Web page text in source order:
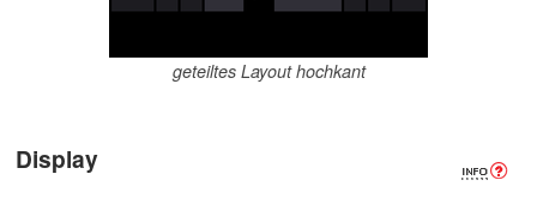
geteiltes Layout hochkant
Display